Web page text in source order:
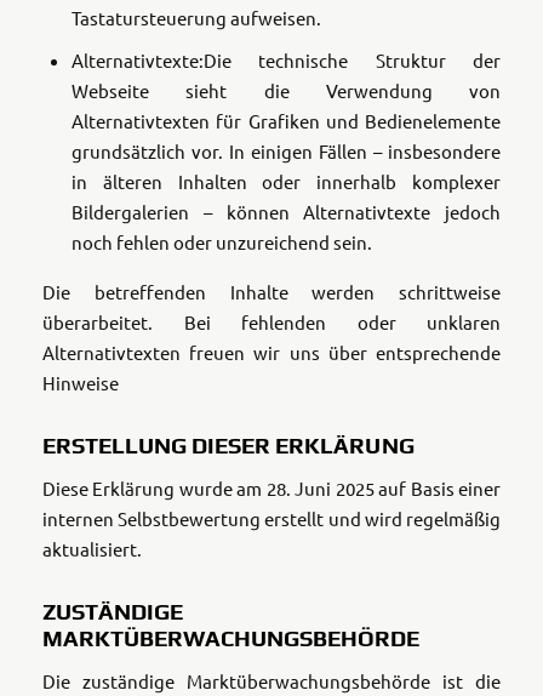
Tastatursteuerung aufweisen.
Alternativtexte:Die technische Struktur der
Webseite sieht die Verwendung von
Alternativtexten für Grafiken und Bedienelemente
grundsätzlich vor. In einigen Fällen – insbesondere
in älteren Inhalten oder innerhalb komplexer
Bildergalerien – können Alternativtexte jedoch
noch fehlen oder unzureichend sein.
Die betreffenden Inhalte werden schrittweise
überarbeitet. Bei fehlenden oder unklaren
Alternativtexten freuen wir uns über entsprechende
Hinweise
ERSTELLUNG DIESER ERKLÄRUNG
Diese Erklärung wurde am 28. Juni 2025 auf Basis einer
internen Selbstbewertung erstellt und wird regelmäßig
aktualisiert.
ZUSTÄNDIGE
MARKTÜBERWACHUNGSBEHÖRDE
Die zuständige Marktüberwachungsbehörde ist die